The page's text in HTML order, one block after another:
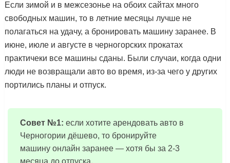
Если зимой и в межсезонье на обоих сайтах много
свободных машин, то в летние месяцы лучше не
полагаться на удачу, а бронировать машину заранее. В
июне, июле и августе в черногорских прокатах
практичеки все машины сданы. Были случаи, когда одни
люди не возвращали авто во время, из-за чего у других
портились планы и отпуск.
Совет №1: если хотите арендовать авто в
Черногории дёшево, то бронируйте
машину онлайн заранее — хотя бы за 2-3